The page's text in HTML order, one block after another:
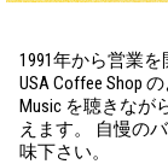
1991年から営業を
USA Coffee Shop
Music を聴きなが
えます。 自慢の
味下さい。